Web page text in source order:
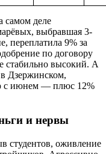
самом деле
выбравшая 3-
переплатила 9% за
по договору
стабильно высокий. А
Дзержинском,
с июнем — плюс 12%
и нервы
студентов, оживление